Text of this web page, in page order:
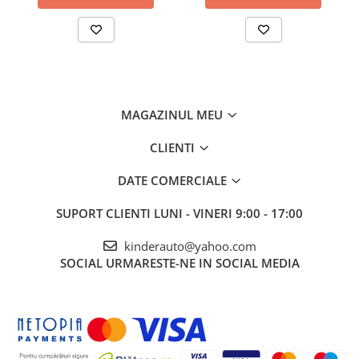
Greutate totală admisă: 25 Kg
Produs recomandat pentru copii în vârstă de 18-
Posibilitate de retur
MAGAZINUL MEU
CLIENTI
DATE COMERCIALE
SUPORT CLIENTI LUNI - VINERI 9:00 - 17:00
kinderauto@yahoo.com
SOCIAL URMARESTE-NE IN SOCIAL MEDIA